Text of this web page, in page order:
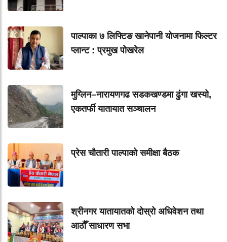
पाल्पाका ७ लिफ्टिङ खानेपानी योजनामा फिल्टर
प्लान्ट : प्रमुख पोखरेल
मुग्लिन–नारायणगढ सडकखण्डमा ढुंगा खस्यो,
एकतर्फी यातायात सञ्चालन
प्रेस चौतारी पाल्पाको समीक्षा बैठक
श्रीनगर यातायातको दोस्रो अधिवेशन तथा
आठौँ साधारण सभा